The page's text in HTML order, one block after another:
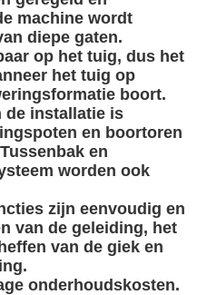
machine wordt
diepe gaten.
op het tuig, dus het
het tuig op
boort.
de installatie is
en boortoren
en
worden ook
zijn eenvoudig en
van de geleiding, het
van de giek en
onderhoudskosten.